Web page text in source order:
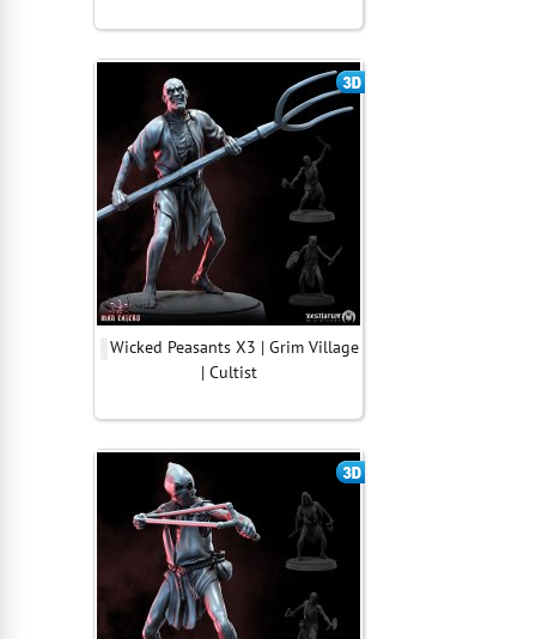
Wicked Peasants X3 | Grim Village
| Cultist